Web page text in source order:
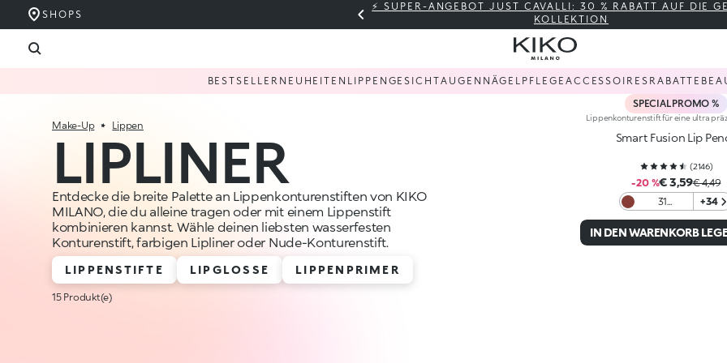
SHOPS
⚡ SUPER-ANGEBOT JUST CAVALLI: 30 % RABATT AUF DIE
KOLLEKTION
BESTSELLER NEUHEITEN LIPPEN GESICHTAUGEN NÄGEL PFLEGE ACCESSOIRES RABATTE
Make-Up Lippen
LIPLINER
Entdecke die breite Palette an Lippenkonturenstiften von KIKO
MILANO, die du alleine tragen oder mit einem Lippenstift
kombinieren kannst. Wähle deinen liebsten wasserfesten
Konturenstift, farbigen Lipliner oder Nude-Konturenstift.
LIPPENSTIFTE LIPGLOSSE LIPPENPRIMER
15 Produkt(e)
SPECIAL PROMO %
Lippenkonturenstift für eine ultra
Smart Fusion Lip
(2146)
-20 %€ 3,59€ 4,49
31
+34
IN DEN WARENKORB